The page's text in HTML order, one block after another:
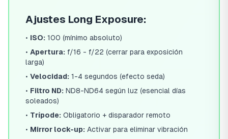
Ajustes Long Exposure:
• ISO: 100 (mínimo absoluto)
• Apertura: f/16 - f/22 (cerrar para exposición
larga)
• Velocidad: 1-4 segundos (efecto seda)
• Filtro ND: ND8-ND64 según luz (esencial días
soleados)
• Trípode: Obligatorio + disparador remoto
• Mirror lock-up: Activar para eliminar vibración